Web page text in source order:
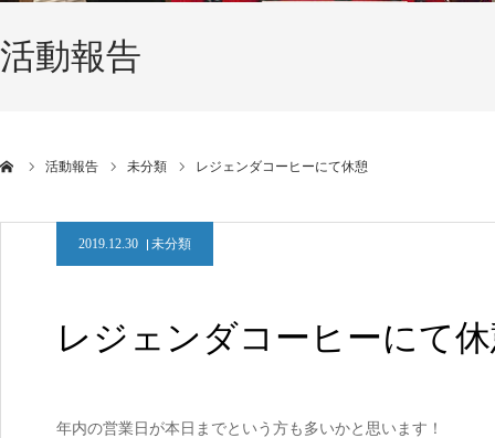
活動報告
活動報告 未分類 レジェンダコーヒーにて休憩
2019.12.30 未分類
レジェンダコーヒーにて
年内の営業日が本日までという方も多いかと思います！